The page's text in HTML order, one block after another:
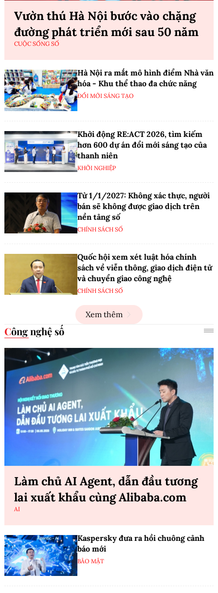
Vườn thú Hà Nội bước vào chặng
đường phát triển mới sau 50 năm
CUỘC SỐNG SỐ
Hà Nội ra mắt mô hình điểm Nhà văn
hóa - Khu thể thao đa chức năng
ĐỔI MỚI SÁNG TẠO
Khởi động RE:ACT 2026, tìm kiếm
hơn 600 dự án đổi mới sáng tạo của
thanh niên
KHỞI NGHIỆP
Từ 1/1/2027: Không xác thực, người
bán sẽ không được giao dịch trên
nền tảng số
CHÍNH SÁCH SỐ
Quốc hội xem xét luật hóa chính
sách về viễn thông, giao dịch điện tử
và chuyển giao công nghệ
CHÍNH SÁCH SỐ
Xem thêm
Công nghệ số
Làm chủ AI Agent, dẫn đầu tương
lai xuất khẩu cùng Alibaba.com
AI
Kaspersky đưa ra hồi chuông cảnh
báo mới
BẢO MẬT